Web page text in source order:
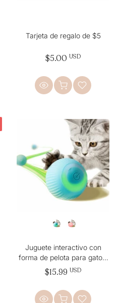
Tarjeta de regalo de $5
$5.00 USD
Juguete interactivo con
forma de pelota para gatos,
juguete con forma de pelota
que se mueve
$15.99 USD